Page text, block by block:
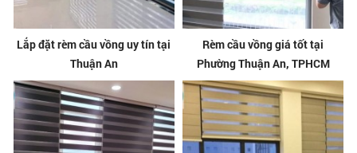
Lắp đặt rèm cầu vồng uy tín tại
Thuận An
Rèm cầu vồng giá tốt tại
Phường Thuận An, TPHCM